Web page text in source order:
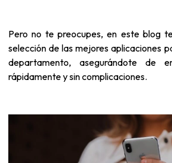
Pero no te preocupes, en este blog
selección de las mejores aplicaciones
departamento, asegurándote de
rápidamente y sin complicaciones.